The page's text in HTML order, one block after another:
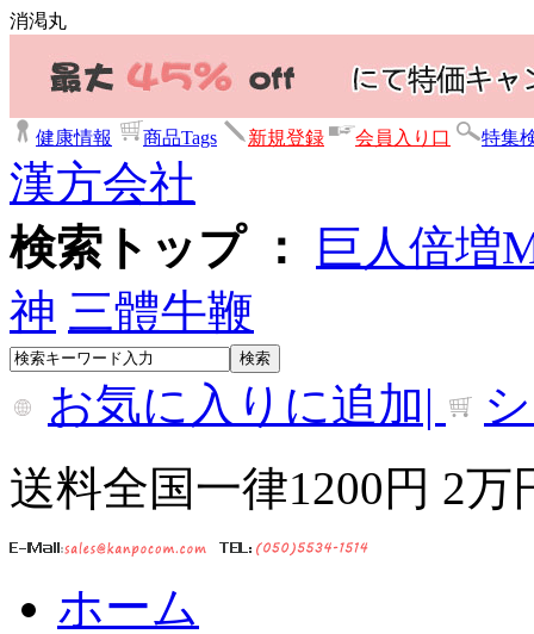
消渇丸
健康情報 商品Tags 新規登録 会員入り口 特集
漢方会社
検索トップ ：
巨人倍増
神 三體牛鞭
お気に入りに追加|
送料全国一律1200円 2
ホーム